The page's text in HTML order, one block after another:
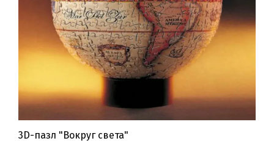
3D-пазл "Вокруг света"